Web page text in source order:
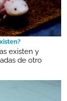
existen y
de otro